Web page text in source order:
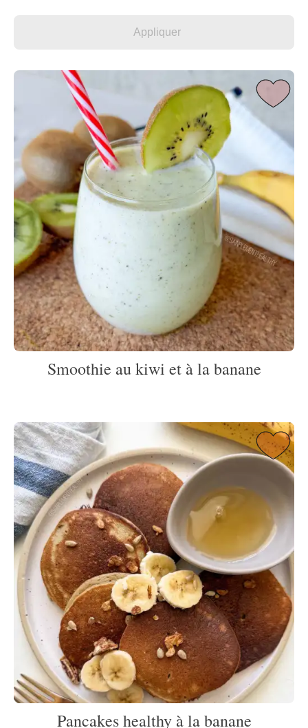
Smoothie au kiwi et à la banane
Pancakes healthy à la banane